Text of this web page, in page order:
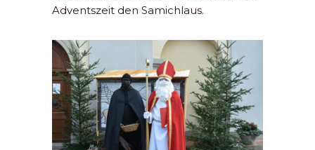
Adventszeit den Samichlaus.